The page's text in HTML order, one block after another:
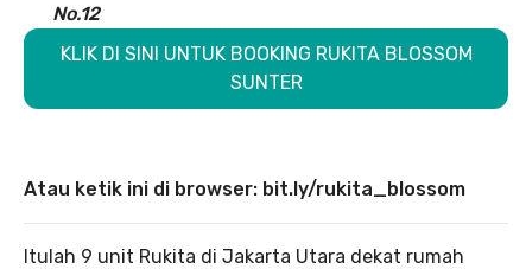
No.12
KLIK DI SINI UNTUK BOOKING RUKITA BLOSSOM
SUNTER
Atau ketik ini di browser: bit.ly/rukita_blossom
Itulah 9 unit Rukita di Jakarta Utara dekat rumah